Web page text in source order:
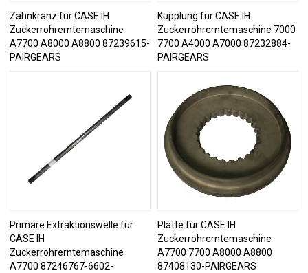
Zahnkranz für CASE IH
Zuckerrohrerntemaschine
A7700 A8000 A8800 87239615-
PAIRGEARS
Kupplung für CASE IH
Zuckerrohrerntemaschine 7000
7700 A4000 A7000 87232884-
PAIRGEARS
Primäre Extraktionswelle für
CASE IH
Zuckerrohrerntemaschine
A7700 87246767-6602-
Platte für CASE IH
Zuckerrohrerntemaschine
A7700 7700 A8000 A8800
87408130-PAIRGEARS